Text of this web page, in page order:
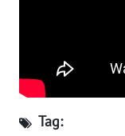
Tag:
WN
PAPUA